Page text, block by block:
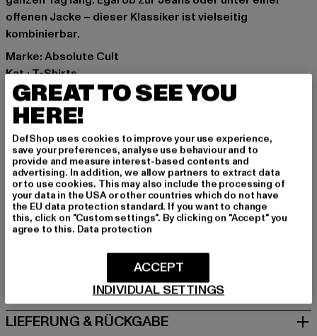
offenen Jacke – dieser Klassiker ist vielseitig
kombinierbar.
Marke: Absolute Cult
Kat.: T-Shirts
Farbe: schwarz
Hersteller Farbe: black
Materialzusammensetzung: 100% Baumwolle
Art.Nr: MP5002348-00007
Hersteller: TB International GmbH |info@tbint.de
Dr.-Robert-Murjahn-Straße 7 | 64372 Ober-Ramstadt |
DE
GRÖSSE & PASSFORM
PFLEGEHINWEISE
LIEFERUNG & RÜCKGABE
GREAT TO SEE YOU
HERE!
DefShop uses cookies to improve your use experience,
save your preferences, analyse use behaviour and to
provide and measure interest-based contents and
advertising. In addition, we allow partners to extract data
or to use cookies. This may also include the processing of
your data in the USA or other countries which do not have
the EU data protection standard. If you want to change
this, click on "Custom settings". By clicking on "Accept" you
agree to this. Data protection
INDIVIDUAL SETTINGS
ACCEPT